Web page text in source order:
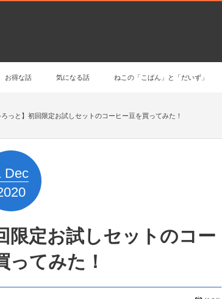
お得な話 気になる話 ねこの「こばん」と「だいず」
ろっと】初回限定お試しセットのコーヒー豆を買ってみた！
Dec
限定お試しセットのコー
ってみた！